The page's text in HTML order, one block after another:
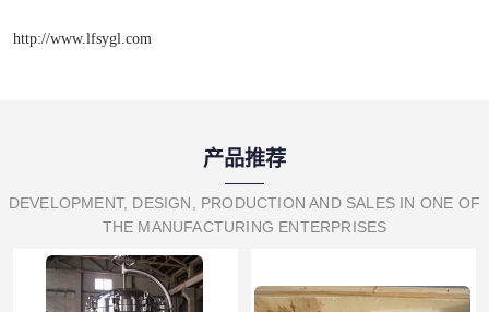
http://www.lfsygl.com
产品推荐
DEVELOPMENT, DESIGN, PRODUCTION AND SALES IN ONE OF
THE MANUFACTURING ENTERPRISES